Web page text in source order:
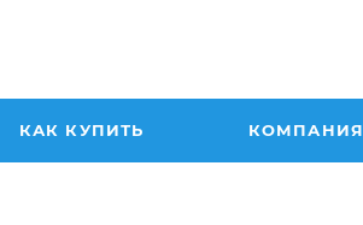
КАК КУПИТЬ КОМПАНИЯ